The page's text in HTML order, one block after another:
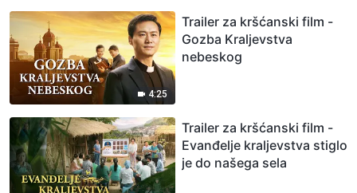
4:25
Trailer za kršćanski film -
Gozba Kraljevstva
nebeskog
Trailer za kršćanski film -
Evanđelje kraljevstva stiglo
je do našega sela